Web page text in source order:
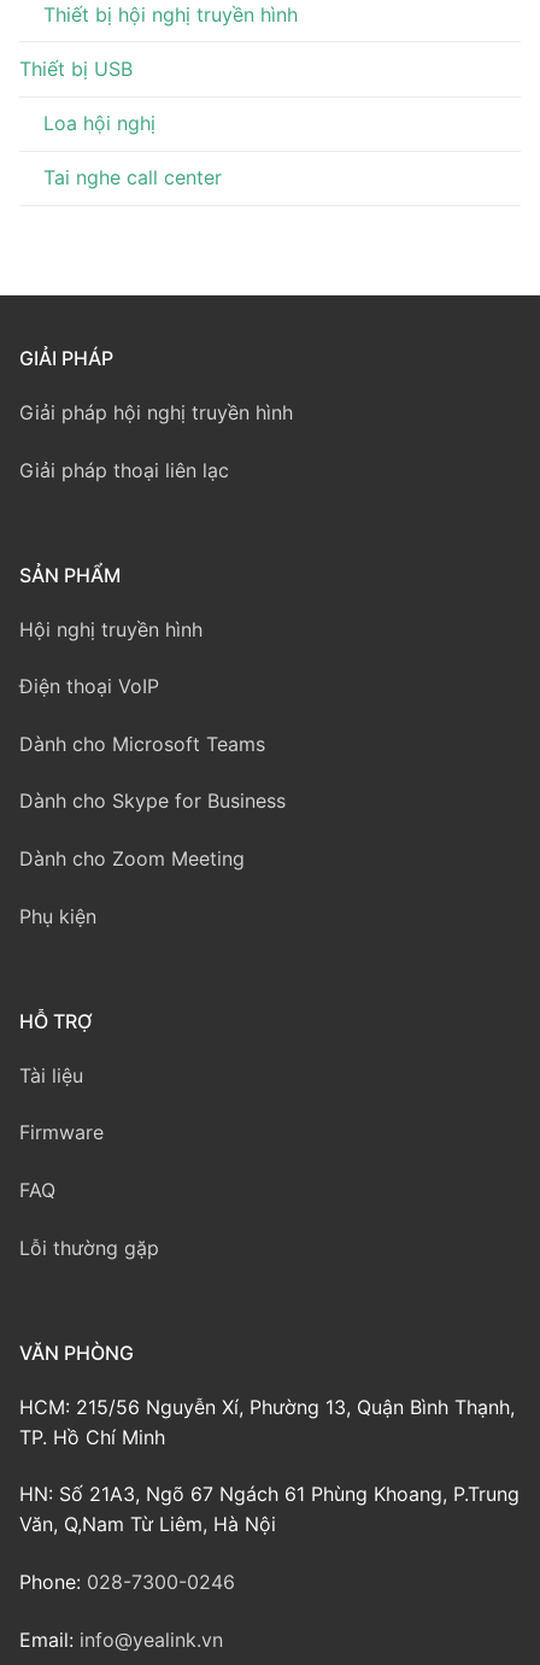
Thiết bị hội nghị truyền hình
Thiết bị USB
Loa hội nghị
Tai nghe call center
GIẢI PHÁP
Giải pháp hội nghị truyền hình
Giải pháp thoại liên lạc
SẢN PHẨM
Hội nghị truyền hình
Điện thoại VoIP
Dành cho Microsoft Teams
Dành cho Skype for Business
Dành cho Zoom Meeting
Phụ kiện
HỖ TRỢ
Tài liệu
Firmware
FAQ
Lỗi thường gặp
VĂN PHÒNG
HCM: 215/56 Nguyễn Xí, Phường 13, Quận Bình Thạnh,
TP. Hồ Chí Minh
HN: Số 21A3, Ngõ 67 Ngách 61 Phùng Khoang, P.Trung
Văn, Q,Nam Từ Liêm, Hà Nội
Phone: 028-7300-0246
Email: info@yealink.vn